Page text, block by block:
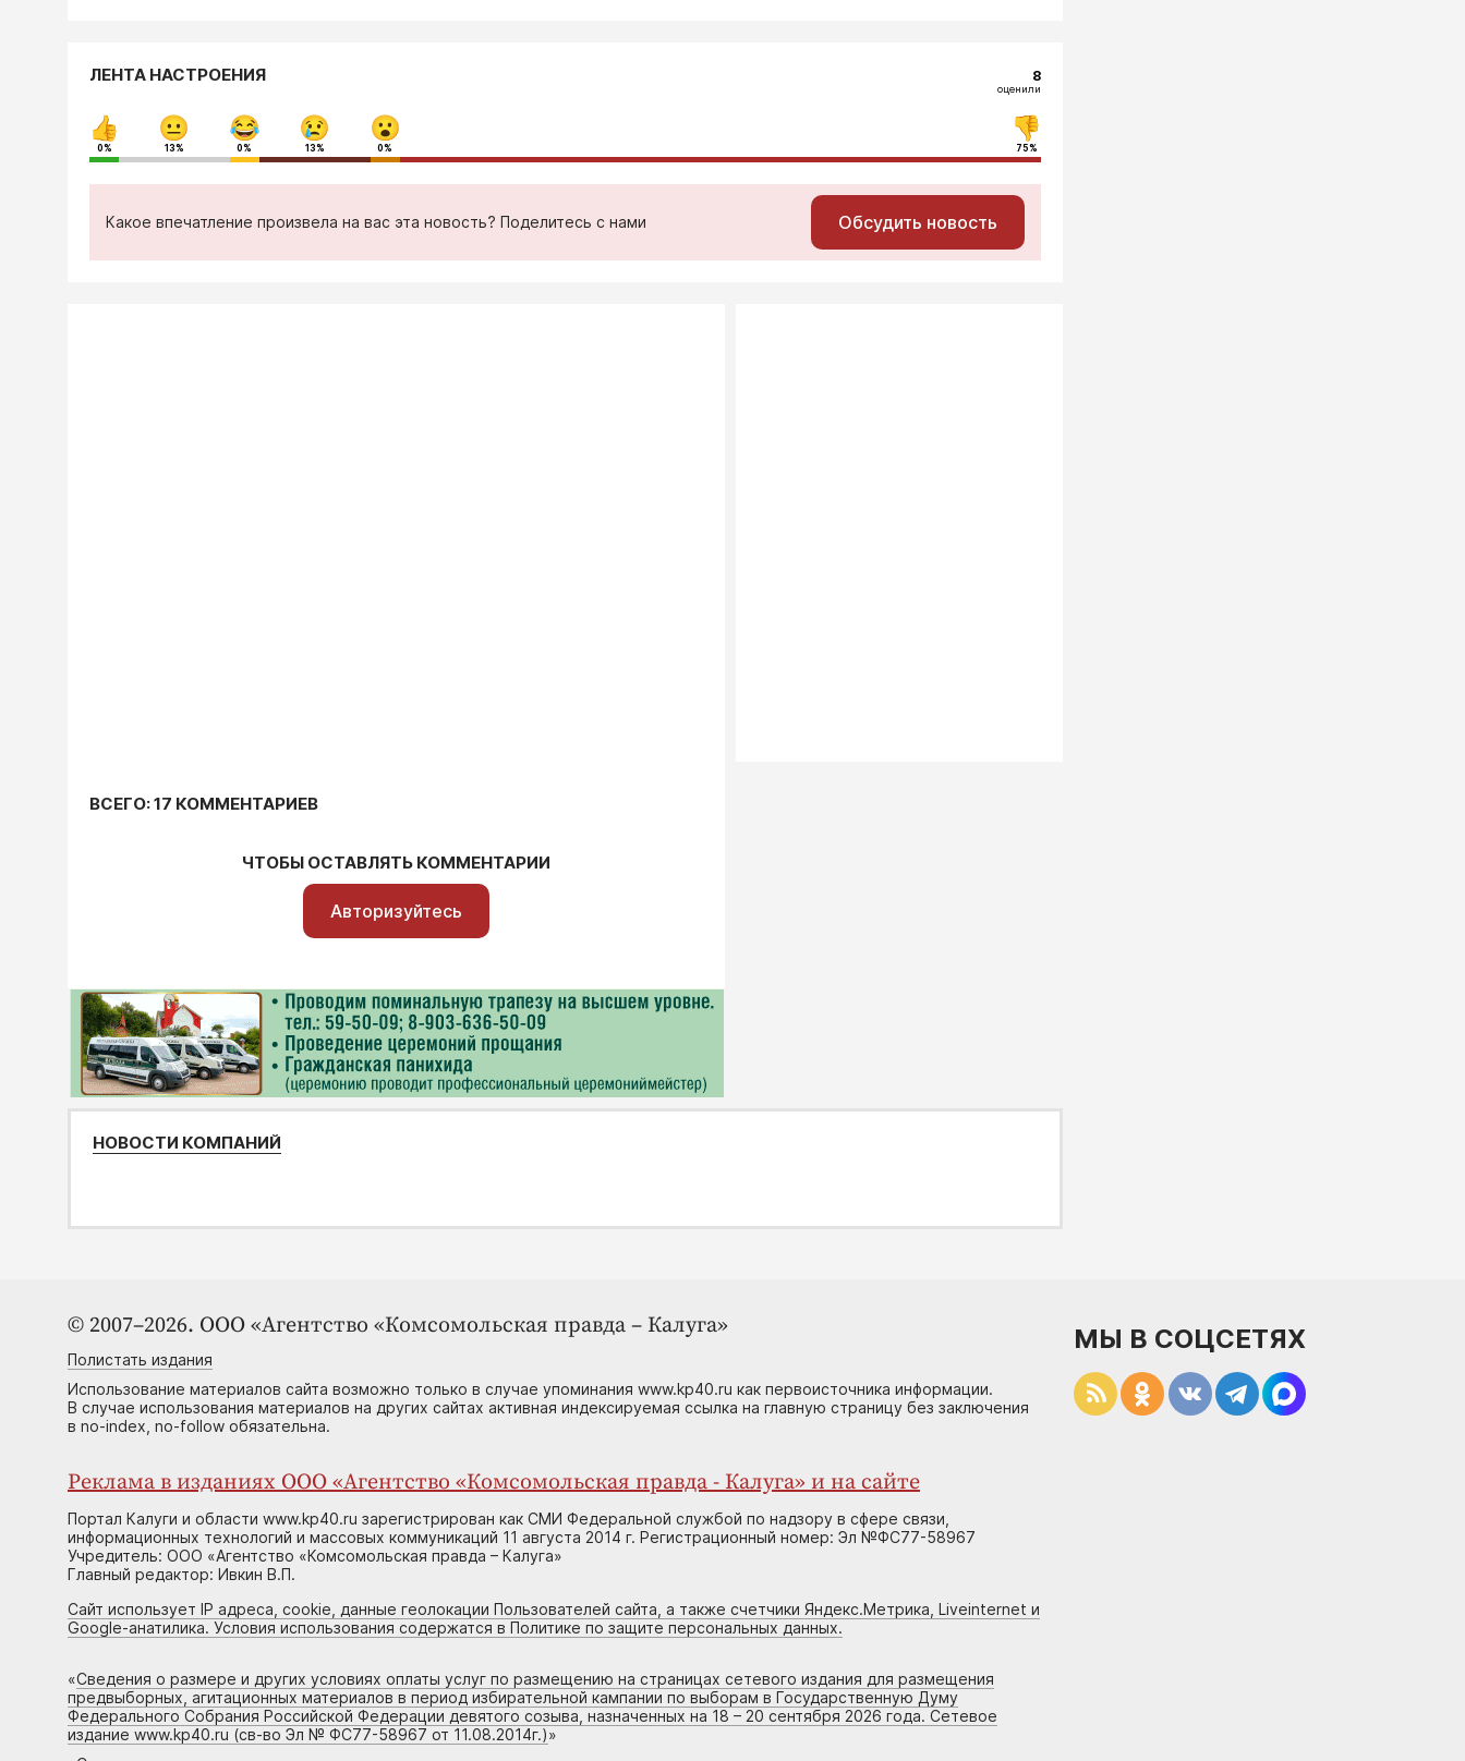
ЛЕНТА НАСТРОЕНИЯ 8
оценили
0% 13% 0% 13% 0% 75%
Какое впечатление произвела на вас эта новость? Поделитесь с нами Обсудить новость
ВСЕГО: 17 КОММЕНТАРИЕВ
ЧТОБЫ ОСТАВЛЯТЬ КОММЕНТАРИИ
Авторизуйтесь
НОВОСТИ КОМПАНИЙ
© 2007–2026. ООО «Агентство «Комсомольская правда – Калуга»
Полистать издания
Использование материалов сайта возможно только в случае упоминания www.kp40.ru как первоисточника информации.
В случае использования материалов на других сайтах активная индексируемая ссылка на главную страницу без заключения
в no-index, no-follow обязательна.
Реклама в изданиях ООО «Агентство «Комсомольская правда - Калуга» и на сайте
Портал Калуги и области www.kp40.ru зарегистрирован как СМИ Федеральной службой по надзору в сфере связи,
информационных технологий и массовых коммуникаций 11 августа 2014 г. Регистрационный номер: Эл №ФС77-58967
Учредитель: ООО «Агентство «Комсомольская правда – Калуга»
Главный редактор: Ивкин В.П.
Сайт использует IP адреса, cookie, данные геолокации Пользователей сайта, а также счетчики Яндекс.Метрика, Liveinternet и
Google-анатилика. Условия использования содержатся в Политике по защите персональных данных.
«Сведения о размере и других условиях оплаты услуг по размещению на страницах сетевого издания для размещения
предвыборных, агитационных материалов в период избирательной кампании по выборам в Государственную Думу
Федерального Собрания Российской Федерации девятого созыва, назначенных на 18 – 20 сентября 2026 года. Сетевое
издание www.kp40.ru (св-во Эл № ФС77-58967 от 11.08.2014г.)»
МЫ В СОЦСЕТЯХ